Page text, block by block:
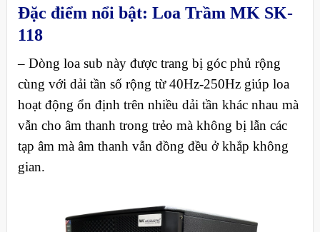
Đặc điểm nổi bật: Loa Trầm MK SK-
118
– Dòng loa sub này được trang bị góc phủ rộng
cùng với dải tần số rộng từ 40Hz-250Hz giúp loa
hoạt động ổn định trên nhiều dải tần khác nhau mà
vẫn cho âm thanh trong trẻo mà không bị lẫn các
tạp âm mà âm thanh vẫn đồng đều ở khắp không
gian.